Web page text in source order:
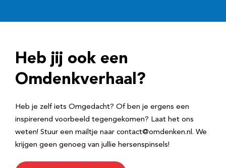
r
e
Heb jij ook een
Omdenkverhaal?
Heb je zelf iets Omgedacht? Of ben je ergens een
inspirerend voorbeeld tegengekomen? Laat het ons
weten! Stuur een mailtje naar contact@omdenken.nl. We
krijgen geen genoeg van jullie hersenspinsels!